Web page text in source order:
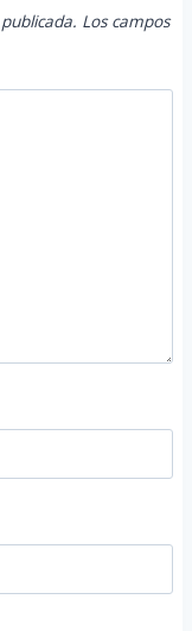
Los campos